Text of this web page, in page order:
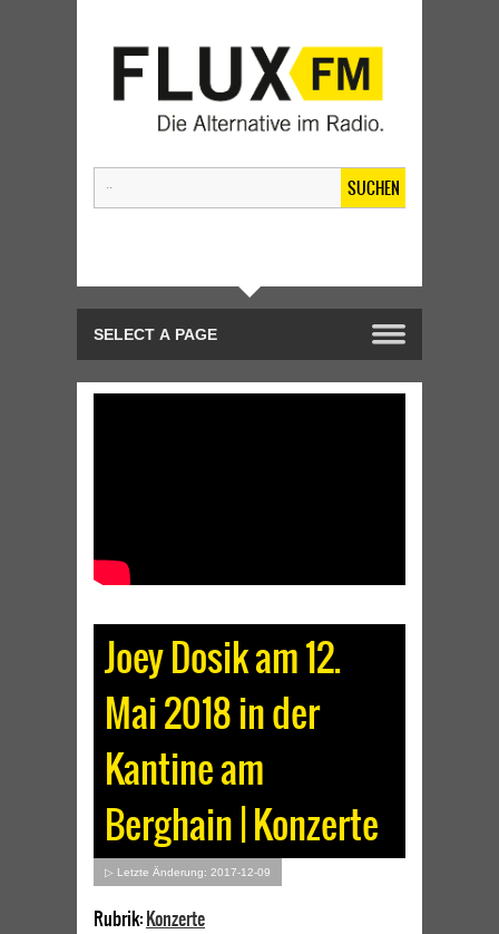
SUCHEN
Joey Dosik am 12.
Mai 2018 in der
Kantine am
Berghain | Konzerte
▷ Letzte Änderung: 2017-12-09
Rubrik:Konzerte